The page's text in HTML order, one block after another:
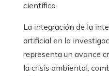
científico.
La integración de la
artificial en la
representa un avance
la crisis ambiental,